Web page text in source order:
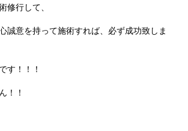
修行して、
誠意を持って施術すれば、必ず成功致しま
す！！！
！！